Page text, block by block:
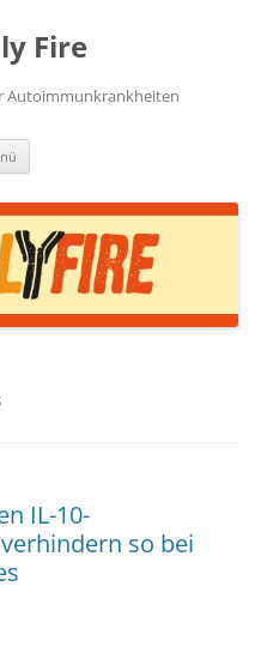
Fire
Autoimmunkrankheiten
IL-10-
so bei